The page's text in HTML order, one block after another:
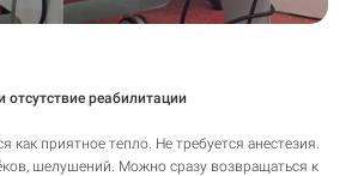
отсутствие реабилитации
как приятное тепло. Не требуется анестезия.
шелушений. Можно сразу возвращаться к